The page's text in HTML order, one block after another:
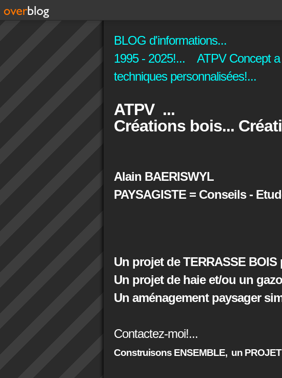
BLOG d'informations...
1995 - 2025!... ATPV Concept a
techniques personnalisées!...
ATPV ...
Créations bois...
Alain BAERISWYL
PAYSAGISTE = Conseils -
Un projet de TERRASSE
Un projet de haie et/ou un
Un aménagement paysager
Contactez-moi!...
Construisons ENSEMBLE, un